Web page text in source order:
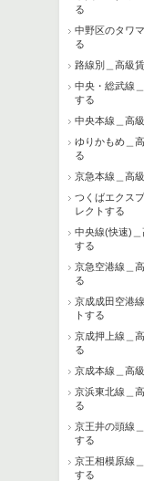
る
中野区のタワ
る
路線別＿高級
中央・総武線
する
中央本線＿高
ゆりかもめ＿
る
京急本線＿高
つくばエクス
レクトする
中央線(快速)＿
する
京急空港線＿
る
京成成田空港
トする
京成押上線＿
る
京成本線＿高
京浜東北線＿
る
京王井の頭線
する
京王相模原線
する